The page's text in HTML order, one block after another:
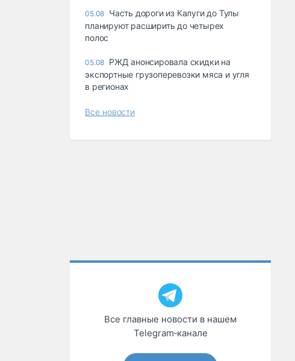
05.08 Часть дороги из Калуги до Тулы
планируют расширить до четырех
полос
05.08 РЖД анонсировала скидки на
экспортные грузоперевозки мяса и угля
в регионах
Все новости
Все главные новости в нашем
Telegram‑канале